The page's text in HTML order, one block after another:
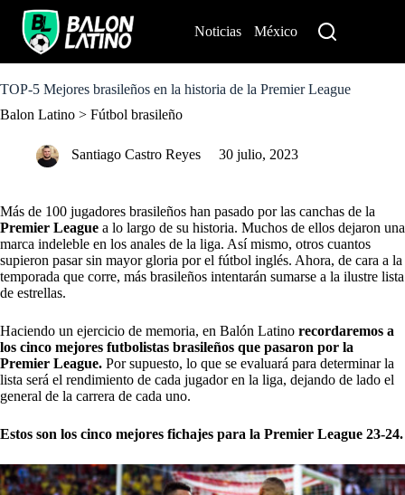
o
o
Noticias México
TOP-5 Mejores brasileños en la historia de la Premier League
Balon Latino > Fútbol brasileño
Santiago Castro Reyes 30 julio, 2023
Más de 100 jugadores brasileños han pasado por las canchas de la
Premier League a lo largo de su historia. Muchos de ellos dejaron una
marca indeleble en los anales de la liga. Así mismo, otros cuantos
supieron pasar sin mayor gloria por el fútbol inglés. Ahora, de cara a la
temporada que corre, más brasileños intentarán sumarse a la ilustre lista
de estrellas.
Haciendo un ejercicio de memoria, en Balón Latino recordaremos a
los cinco mejores futbolistas brasileños que pasaron por la
Premier League. Por supuesto, lo que se evaluará para determinar la
lista será el rendimiento de cada jugador en la liga, dejando de lado el
general de la carrera de cada uno.
Estos son los cinco mejores fichajes para la Premier League 23-24.